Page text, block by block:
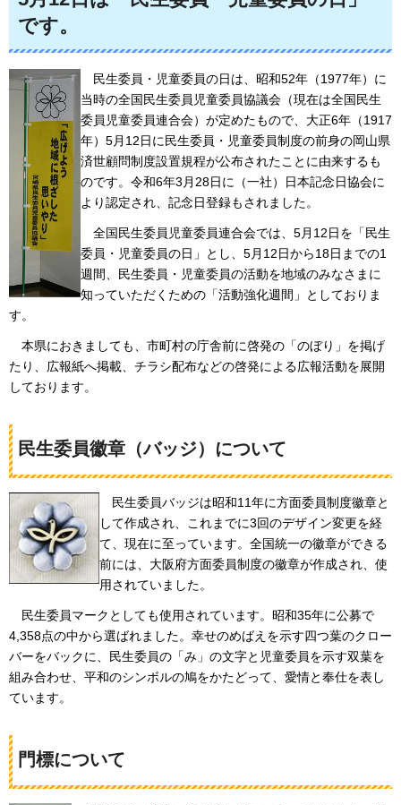
です。
民生委員・児童委員の日は、昭和52年（1977年）に
当時の全国民生委員児童委員協議会（現在は全国民生
委員児童委員連合会）が定めたもので、大正6年（1917
年）5月12日に民生委員・児童委員制度の前身の岡山県
済世顧問制度設置規程が公布されたことに由来するも
のです。令和6年3月28日に（一社）日本記念日協会に
より認定され、記念日登録もされました。
全国 民生委員児童委員連合会では、5月12日を「民生
委員・児童委員の日」とし、5月12日から18日までの1
週間、民生委員・児童委員の活動を地域のみなさまに
知っていただくための「活動強化週間」としておりま
す。
本県におきましても
、市町村の庁舎前に啓発の「のぼり」を掲げ
たり、広報紙へ掲載、チラシ配布などの啓発による広報活動を展開
しております。
民生委員徽章（バッジ）について
民生委員バッジは昭和11年に方面委員制度徽章と
して作成され、これまでに3回のデザイン変更を経
て、現在に至っています。全国統一の徽章ができる
前には、大阪府方面委員制度の徽章が作成され、使
用されていました。
民生委員マークとしても使用されています。昭和35年に公募で
4,358点の中から選ばれました。幸せのめばえを示す四つ葉のクロー
バーをバックに、民生委員の「み」の文字と児童委員を示す双葉を
組み合わせ、平和のシンボルの鳩をかたどって、愛情と奉仕を表し
ています。
門標について